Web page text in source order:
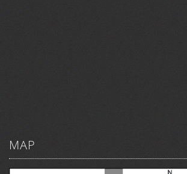
MAP